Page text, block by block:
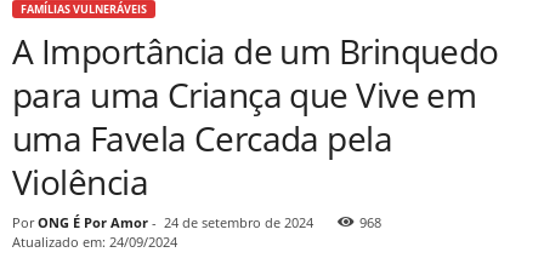
FAMÍLIAS VULNERÁVEIS
A Importância de um Brinquedo
para uma Criança que Vive em
uma Favela Cercada pela
Violência
Por ONG É Por Amor - 24 de setembro de 2024
968
Atualizado em: 24/09/2024